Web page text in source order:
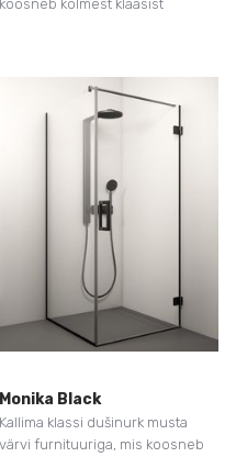
koosneb kolmest klaasist
Monika Black
Kallima klassi dušinurk musta
värvi furnituuriga, mis koosneb